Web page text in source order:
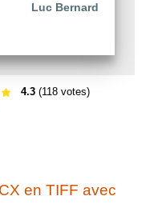
Luc Bernard
4.3 (118 votes)
en TIFF avec